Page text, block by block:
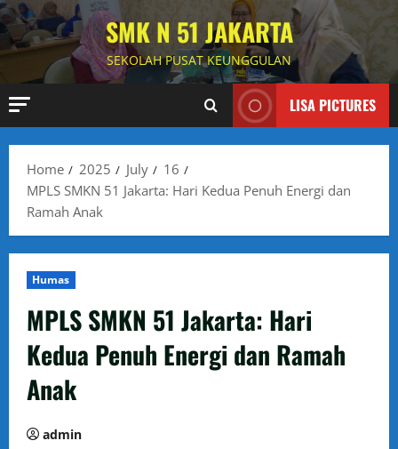
Skip
to
content
SMK N 51 JAKARTA
SEKOLAH PUSAT KEUNGGULAN
LISA PICTURES
Home 2025 July
16
MPLS SMKN 51 Jakarta: Hari Kedua Penuh Energi dan
Ramah Anak
Humas
MPLS SMKN 51 Jakarta: Hari
Kedua Penuh Energi dan Ramah
Anak
admin